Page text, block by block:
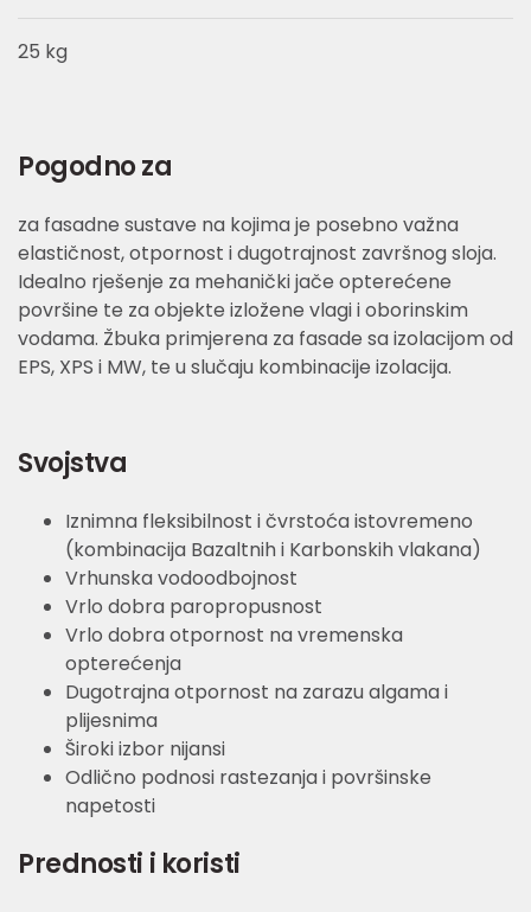
25 kg
Pogodno za
za fasadne sustave na kojima je posebno važna
elastičnost, otpornost i dugotrajnost završnog sloja.
Idealno rješenje za mehanički jače opterećene
površine te za objekte izložene vlagi i oborinskim
vodama. Žbuka primjerena za fasade sa izolacijom od
EPS, XPS i MW, te u slučaju kombinacije izolacija.
Svojstva
Iznimna fleksibilnost i čvrstoća istovremeno
(kombinacija Bazaltnih i Karbonskih vlakana)
Vrhunska vodoodbojnost
Vrlo dobra paropropusnost
Vrlo dobra otpornost na vremenska
opterećenja
Dugotrajna otpornost na zarazu algama i
plijesnima
Široki izbor nijansi
Odlično podnosi rastezanja i površinske
napetosti
Prednosti i koristi